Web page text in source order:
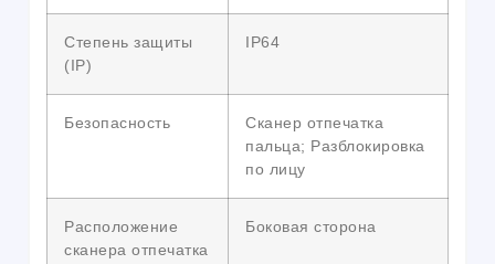
Степень защиты
(IP)
IP64
Безопасность
Сканер отпечатка
пальца; Разблокировка
по лицу
Расположение
сканера отпечатка
Боковая сторона